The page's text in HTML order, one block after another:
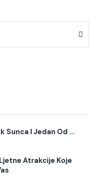
Sunca I Jedan Od ...
Atrakcije Koje